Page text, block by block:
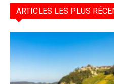
ARTICLES LES PLUS